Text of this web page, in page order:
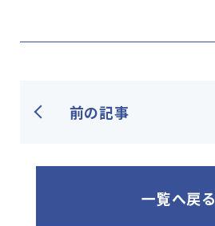
前の記事
一覧へ戻る